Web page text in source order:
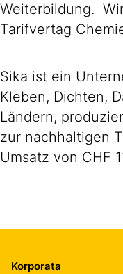
Weiterbildung.
Tarifvertag
Sika ist ein
Kleben, Dichten,
Ländern,
zur nachhaltigen
Umsatz von CHF
Korporata